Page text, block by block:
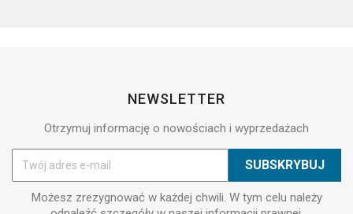
NEWSLETTER
Otrzymuj informację o nowościach i wyprzedażach
Możesz zrezygnować w każdej chwili. W tym celu należy